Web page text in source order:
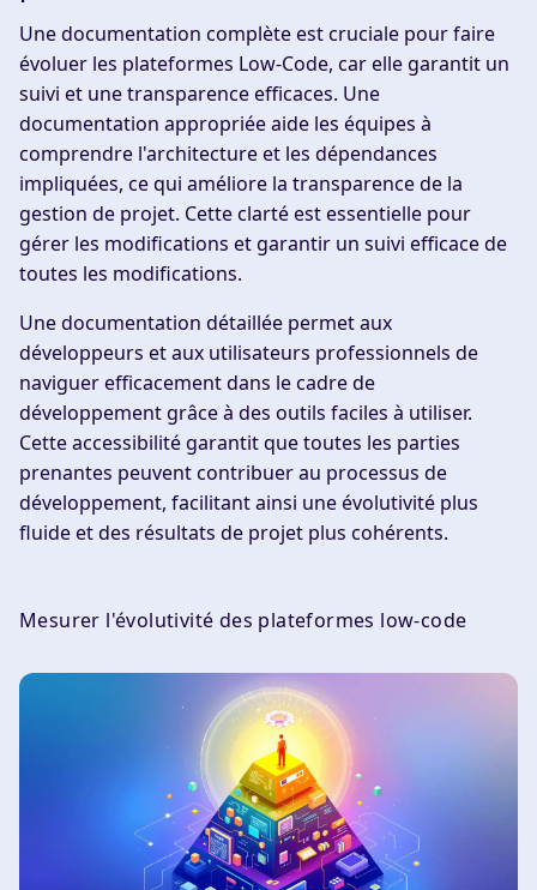
Une documentation complète est cruciale pour faire
évoluer les plateformes Low-Code, car elle garantit un
suivi et une transparence efficaces. Une
documentation appropriée aide les équipes à
comprendre l'architecture et les dépendances
impliquées, ce qui améliore la transparence de la
gestion de projet. Cette clarté est essentielle pour
gérer les modifications et garantir un suivi efficace de
toutes les modifications.
Une documentation détaillée permet aux
développeurs et aux utilisateurs professionnels de
naviguer efficacement dans le cadre de
développement grâce à des outils faciles à utiliser.
Cette accessibilité garantit que toutes les parties
prenantes peuvent contribuer au processus de
développement, facilitant ainsi une évolutivité plus
fluide et des résultats de projet plus cohérents.
Mesurer l'évolutivité des plateformes low-code